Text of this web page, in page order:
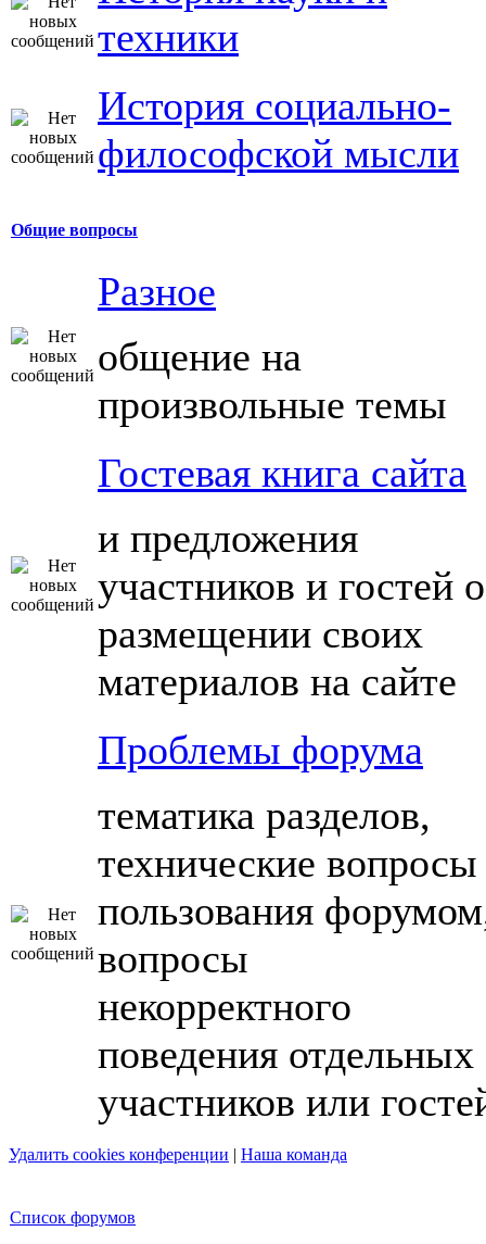
техники
История социально-
философской мысли
Общие вопросы
Разное
общение на
произвольные темы
Гостевая книга сайта
и предложения
участников и гостей о
размещении своих
материалов на сайте
Проблемы форума
тематика разделов,
технические вопросы
пользования
вопросы
некорректного
поведения отдельных
участников или
Удалить cookies конференции | Наша команда
Список форумов